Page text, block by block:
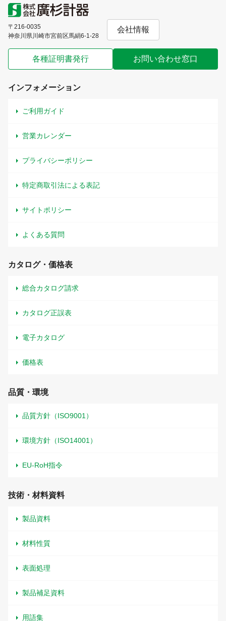
〒216-0035
神奈川県川崎市宮前区馬絹6-1-28
会社情報
各種証明書発行 お問い合わせ窓口
インフォメーション
ご利用ガイド
営業カレンダー
プライバシーポリシー
特定商取引法による表記
サイトポリシー
よくある質問
カタログ・価格表
総合カタログ請求
カタログ正誤表
電子カタログ
価格表
品質・環境
品質方針（ISO9001）
環境方針（ISO14001）
EU-RoH指令
技術・材料資料
製品資料
材料性質
表面処理
製品補足資料
用語集